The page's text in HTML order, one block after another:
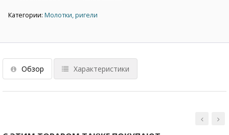
Категории: Молотки, ригели
Обзор Характеристики